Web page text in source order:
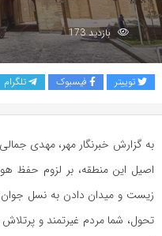
بازدید 173
توییتر فیسبوک تلگرام
به گزارش خبرنگار مهر، مهدی
اصیل این منطقه، بر لزوم حفظ
زیست و میدان دادن به نسل جوان
تحول، شما مردم غیرتمند و پرتلاش